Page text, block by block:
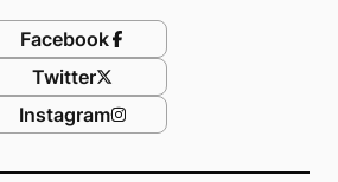
Facebook
Twitter
Instagram